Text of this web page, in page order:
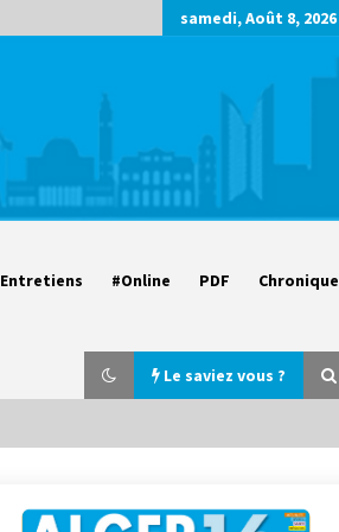
samedi, Août 8, 2026
Entretiens #Online PDF Chronique
Le saviez vous ?
Parking de la Promenade des
Sablettes : Mis en service de bornes